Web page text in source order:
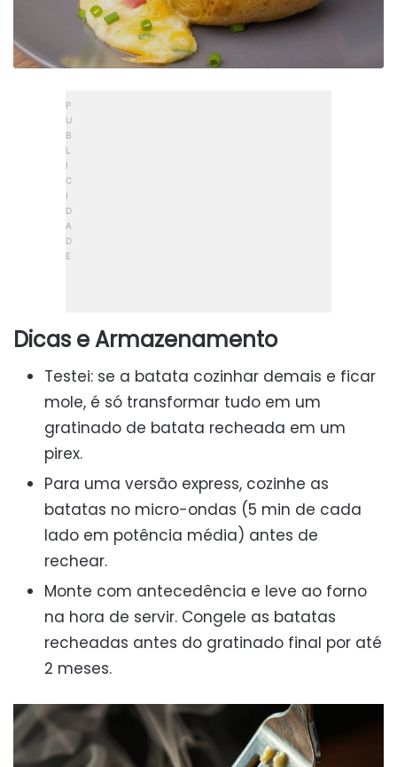
Dicas e Armazenamento
Testei: se a batata cozinhar demais e ficar
mole, é só transformar tudo em um
gratinado de batata recheada em um
pirex.
Para uma versão express, cozinhe as
batatas no micro-ondas (5 min de cada
lado em potência média) antes de
rechear.
Monte com antecedência e leve ao forno
na hora de servir. Congele as batatas
recheadas antes do gratinado final por até
2 meses.